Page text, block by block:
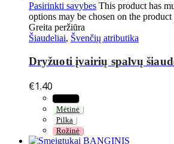
Pasirinkti savybes This product has
options may be chosen on the product
Greita peržiūra
Šiaudeliai, Švenčių atributika
Dryžuoti įvairių spalvų
€1.40
Mėtinė
Pilka
Rožinė